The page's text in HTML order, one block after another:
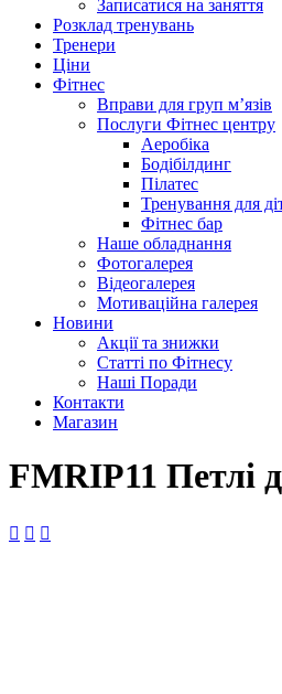
Записатися на заняття
Розклад тренувань
Тренери
Ціни
Фітнес
Вправи для груп м’язів
Послуги Фітнес центру
Аеробіка
Бодібілдинг
Пілатес
Тренування для
Фітнес бар
Наше обладнання
Фотогалерея
Відеогалерея
Мотиваційна галерея
Новини
Акції та знижки
Статті по Фітнесу
Наші Поради
Контакти
Магазин
FMRIP11 Петлі
  